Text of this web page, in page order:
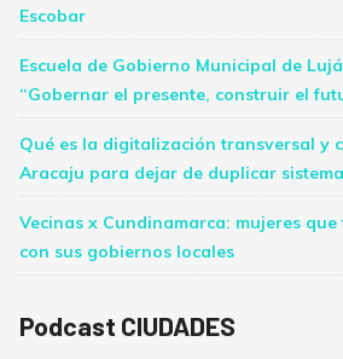
Escobar
Escuela de Gobierno Municipal de
“Gobernar el presente, construir el
Qué es la digitalización transversal y
Aracaju para dejar de duplicar
Vecinas x Cundinamarca: mujeres
con sus gobiernos locales
Podcast CIUDADES